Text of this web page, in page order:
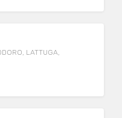
LATTUGA,